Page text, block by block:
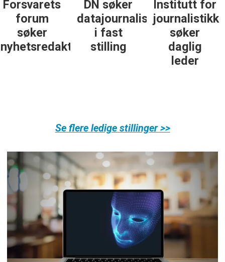
DN søker
datajournalist
i fast
stilling
Institutt for
journalistikk
søker
daglig
DN søker
some-
journalist
Se flere ledige stillinger >>